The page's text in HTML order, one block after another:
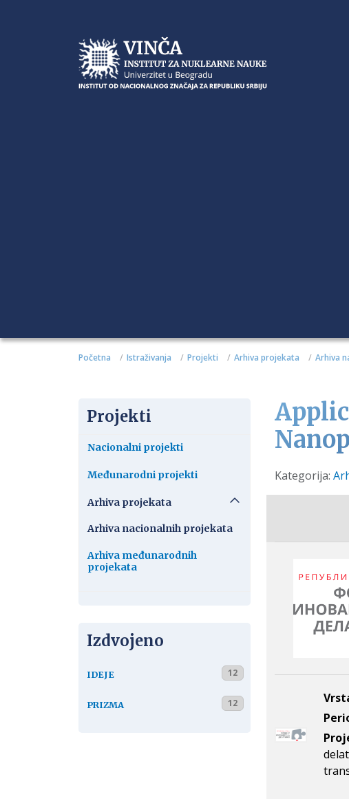
Početna Istraživanja Projekti Arhiva projekata Arhiva
Projekti
Nacionalni projekti
Međunarodni projekti
Arhiva projekata
Arhiva nacionalnih projekata
Arhiva međunarodnih
projekata
Izdvojeno
IDEJE 12
PRIZMA 12
Detalji
Kategorija: